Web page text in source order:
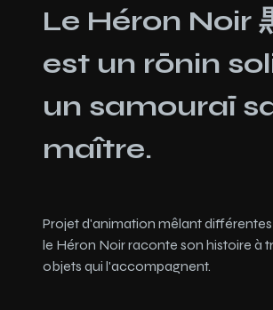
Le Héron Noir
est un rōnin
un samouraï
maître.
Projet d'animation mêlant
le Héron Noir raconte son histoire à
objets qui l'accompagnent.